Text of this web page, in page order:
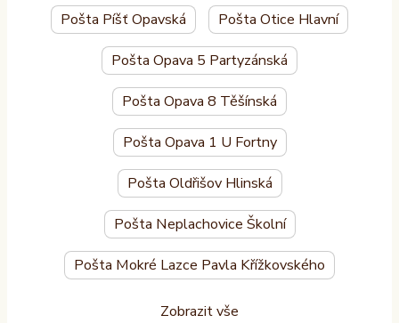
Pošta Píšť Opavská Pošta Otice Hlavní
Pošta Opava 5 Partyzánská
Pošta Opava 8 Těšínská
Pošta Opava 1 U Fortny
Pošta Oldřišov Hlinská
Pošta Neplachovice Školní
Pošta Mokré Lazce Pavla Křížkovského
Zobrazit vše